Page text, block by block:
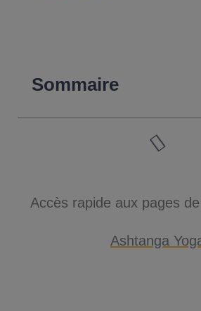
Sommaire
Accès rapide aux pages
Ashtanga